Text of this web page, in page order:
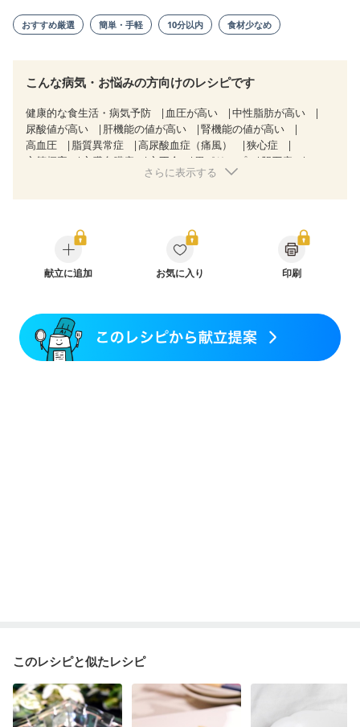
おすすめ厳選 簡単・手軽 10分以内 食材少なめ
こんな病気・お悩みの方向けのレシピです
健康的な食生活・病気予防 血圧が高い
中性脂肪が高い
尿酸値が高い
肝機能の値が高い
腎機能の値が高い
高血圧
脂質異常症 高尿酸血症（痛風）
狭心症
心筋梗塞
心臓弁膜症 心不全 胃ポリープ
胆石症
過敏性腸症候群（IBS）
乳がん（ホルモン療法中）
乳がん（放射線治療中）
乳がん治療を終えた方・経過観察中の方など
食欲がない
産後（ミルク）
骨粗しょう症
関節リウマチ
さらに表示する
献立に追加 お気に入り 印刷
このレシピと似たレシピ